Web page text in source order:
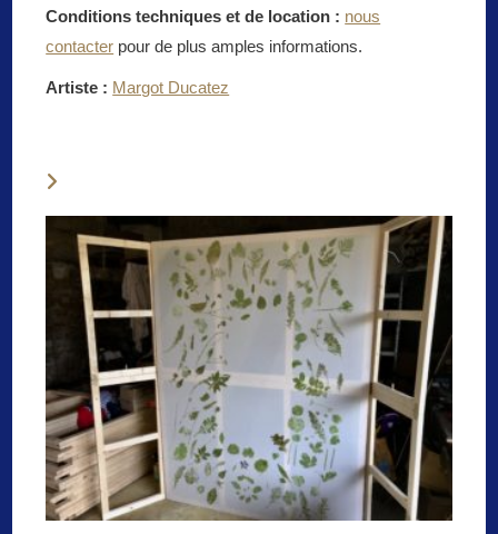
Conditions techniques et de location : nous
contacter pour de plus amples informations.
Artiste : Margot Ducatez